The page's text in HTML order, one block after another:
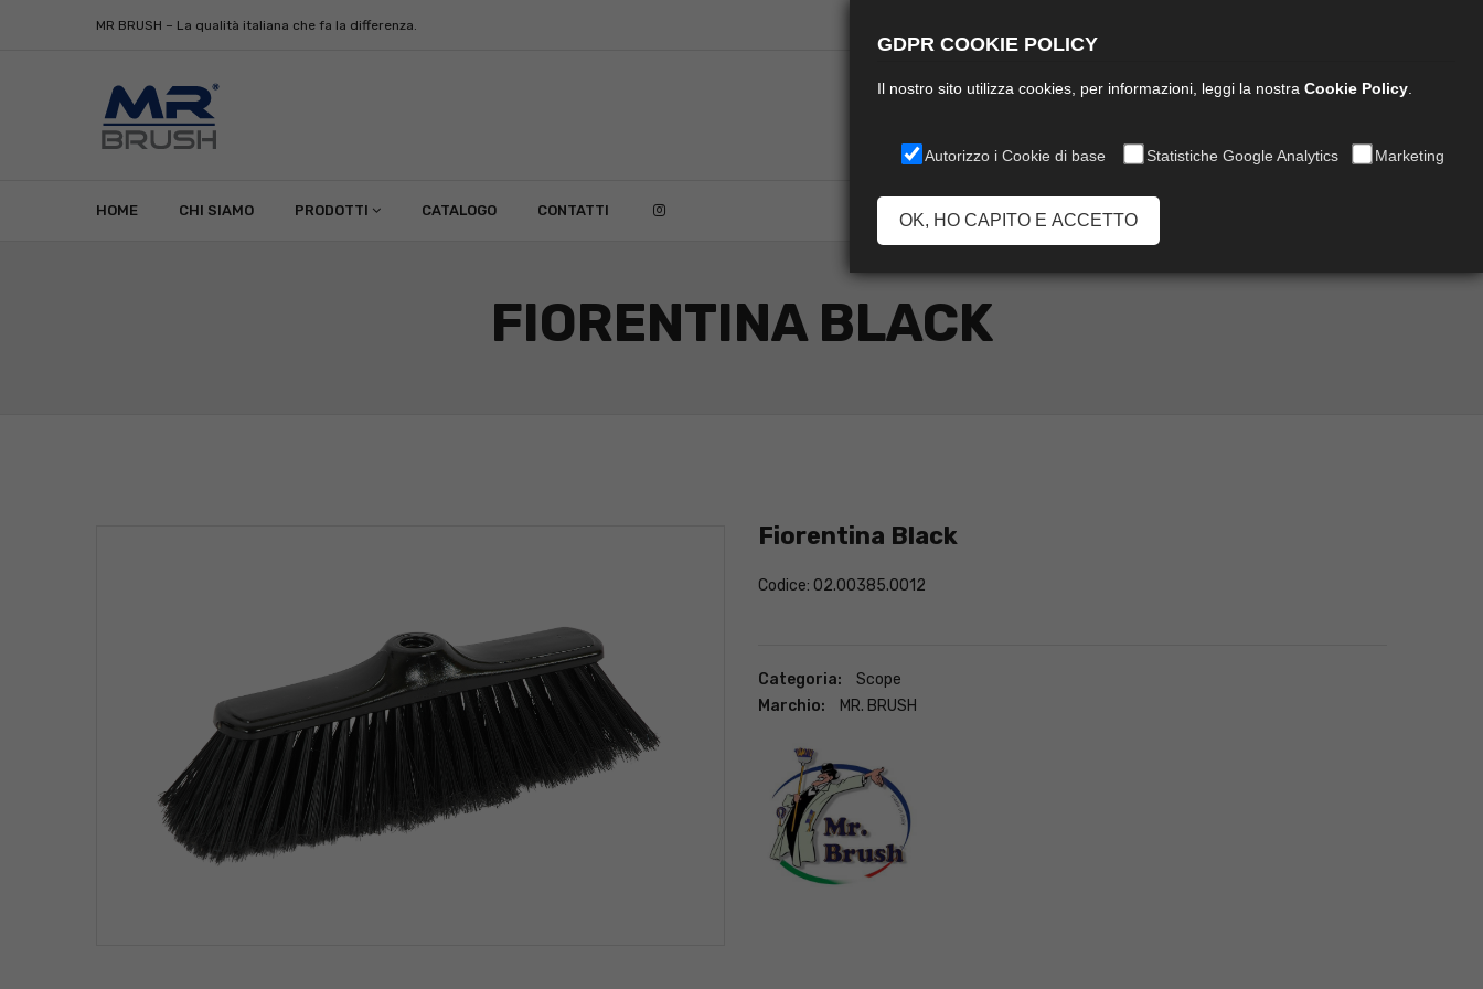
MR BRUSH – La qualità italiana che fa la differenza.
HOME CHI SIAMO PRODOTTI CATALOGO CONTATTI
FIORENTINA BLACK
Fiorentina Black
Codice: 02.00385.0012
Categoria:
Scope
Marchio:
MR. BRUSH
GDPR COOKIE POLICY
Il nostro sito utilizza cookies, per informazioni, leggi la nostra Cookie Policy
Autorizzo i Cookie di base Statistiche Google Analytics Marketing
OK, HO CAPITO E ACCETTO